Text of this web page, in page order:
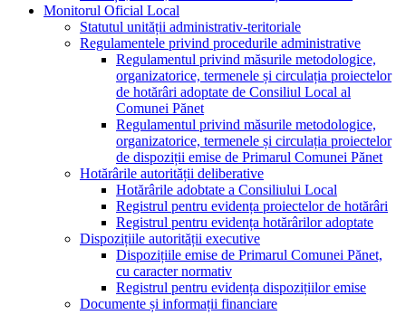
Monitorul Oficial Local
Statutul unității administrativ-teritoriale
Regulamentele privind procedurile administrative
Regulamentul privind măsurile metodologice,
organizatorice, termenele și circulația proiectelor
de hotărâri adoptate de Consiliul Local al
Comunei Pănet
Regulamentul privind măsurile metodologice,
organizatorice, termenele și circulația proiectelor
de dispoziții emise de Primarul Comunei Pănet
Hotărârile autorității deliberative
Hotărârile adobtate a Consiliului Local
Registrul pentru evidența proiectelor de hotărâri
Registrul pentru evidența hotărârilor adoptate
Dispozițiile autorității executive
Dispozițiile emise de Primarul Comunei Pănet,
cu caracter normativ
Registrul pentru evidența dispozițiilor emise
Documente și informații financiare